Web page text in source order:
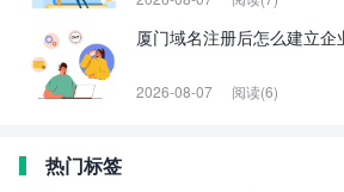
厦门域名注册后怎么建立企
2026-08-07 阅读(6)
热门标签